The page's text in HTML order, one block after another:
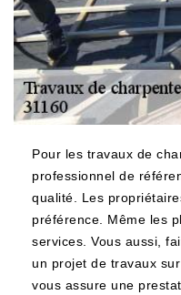
Pour les travaux de
professionnel de
qualité. Les
préférence. Même les
services. Vous aussi,
un projet de travaux
vous assure une